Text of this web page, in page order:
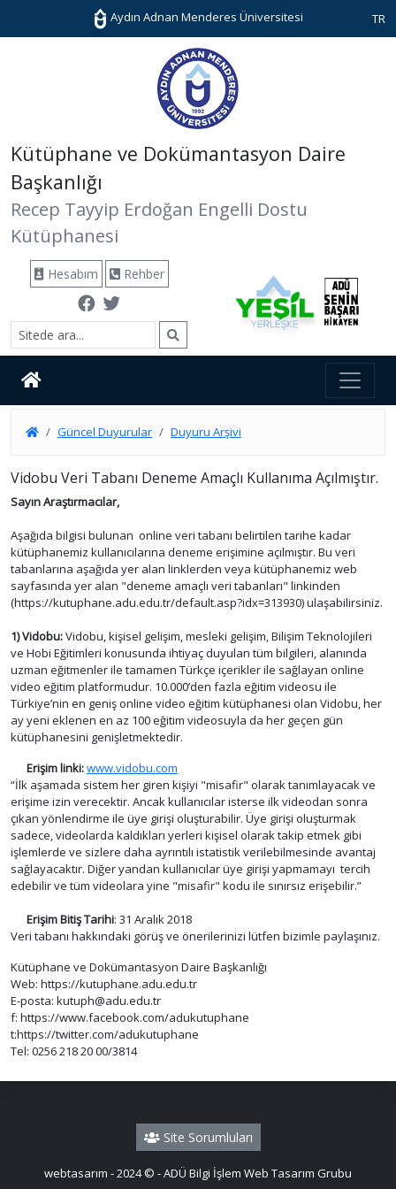
Aydın Adnan Menderes Üniversitesi TR
Kütüphane ve Dokümantasyon Daire
Başkanlığı
Recep Tayyip Erdoğan Engelli Dostu
Kütüphanesi
Hesabım Rehber
Güncel Duyurular Duyuru Arşivi
Vidobu Veri Tabanı Deneme Amaçlı Kullanıma Açılmıştır.
Sayın Araştırmacılar,
Aşağıda bilgisi bulunan online veri tabanı belirtilen tarihe kadar
kütüphanemiz kullanıcılarına deneme erişimine açılmıştır. Bu veri
tabanlarına aşağıda yer alan linklerden veya kütüphanemiz web
sayfasında yer alan "deneme amaçlı veri tabanları" linkinden
(https://kutuphane.adu.edu.tr/default.asp?idx=313930) ulaşabilirsiniz.
1) Vidobu:Vidobu, kişisel gelişim, mesleki gelişim, Bilişim Teknolojileri
ve Hobi Eğitimleri konusunda ihtiyaç duyulan tüm bilgileri, alanında
uzman eğitmenler ile tamamen Türkçe içerikler ile sağlayan online
video eğitim platformudur. 10.000’den fazla eğitim videosu ile
Türkiye’nin en geniş online video eğitim kütüphanesi olan Vidobu, her
ay yeni eklenen en az 100 eğitim videosuyla da her geçen gün
kütüphanesini genişletmektedir.
Erişim linki:www.vidobu.com
“İlk aşamada sistem her giren kişiyi "misafir" olarak tanımlayacak ve
erişime izin verecektir. Ancak kullanıcılar isterse ilk videodan sonra
çıkan yönlendirme ile üye girişi oluşturabilir. Üye girişi oluşturmak
sadece, videolarda kaldıkları yerleri kişisel olarak takip etmek gibi
işlemlerde ve sizlere daha ayrıntılı istatistik verilebilmesinde avantaj
sağlayacaktır. Diğer yandan kullanıcılar üye girişi yapmamayı tercih
edebilir ve tüm videolara yine "misafir" kodu ile sınırsız erişebilir.”
Erişim Bitiş Tarihi: 31 Aralık 2018
Veri tabanı hakkındaki görüş ve önerilerinizi lütfen bizimle paylaşınız.
Kütüphane ve Dokümantasyon Daire Başkanlığı
Web: https://kutuphane.adu.edu.tr
E-posta: kutuph@adu.edu.tr
f: https://www.facebook.com/adukutuphane
t:https://twitter.com/adukutuphane
Tel: 0256 218 20 00/3814
Site Sorumluları
webtasarım - 2024 © - ADÜ Bilgi İşlem Web Tasarım Grubu